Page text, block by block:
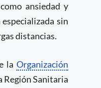
ansiedad y
sin
distancias.
la Organización
Región Sanitaria